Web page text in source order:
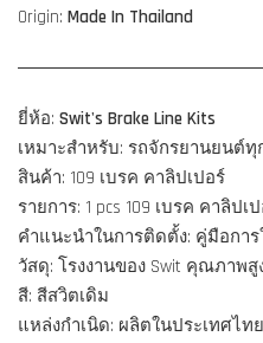
Origin: Made In Thailand
ยี่ห้อ: Swit's Brake Line Kits
เหมาะสำหรับ: รถจักรยานยนต์ทุ
สินค้า: 109 เบรค คาลิปเปอร์
รายการ: 1 pcs 109 เบรค คาลิปเ
คำแนะนำในการติดตั้ง: คู่มือกา
วัสดุ: โรงงานของ Swit คุณภาพสู
สี: สีสวิตเดิม
แหล่งกำเนิด: ผลิตในประเทศไทย